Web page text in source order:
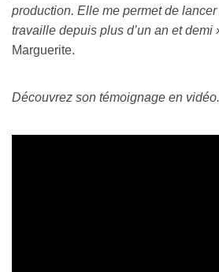
production. Elle me permet de
travaille depuis plus d’un an et demi
Marguerite.
Découvrez son témoignage en vidéo.